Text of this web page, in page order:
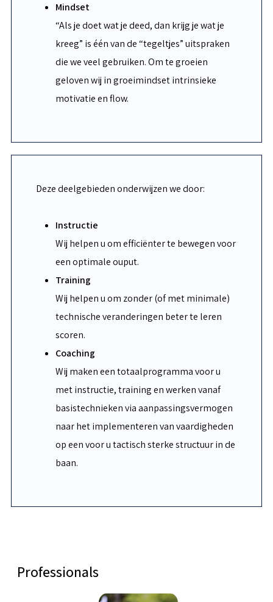
Mindset
“Als je doet wat je deed, dan krijg je wat je
kreeg” is één van de “tegeltjes” uitspraken
die we veel gebruiken. Om te groeien
geloven wij in groeimindset intrinsieke
motivatie en flow.
Deze deelgebieden onderwijzen we door:
Instructie
Wij helpen u om efficiënter te bewegen voor
een optimale ouput.
Training
Wij helpen u om zonder (of met minimale)
technische veranderingen beter te leren
scoren.
Coaching
Wij maken een totaalprogramma voor u
met instructie, training en werken vanaf
basistechnieken via aanpassingsvermogen
naar het implementeren van vaardigheden
op een voor u tactisch sterke structuur in de
baan.
Professionals